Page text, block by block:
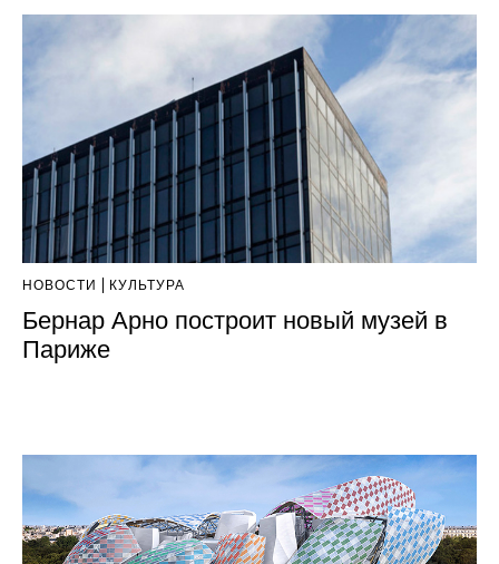
НОВОСТИ КУЛЬТУРА
Бернар Арно построит новый музей в
Париже